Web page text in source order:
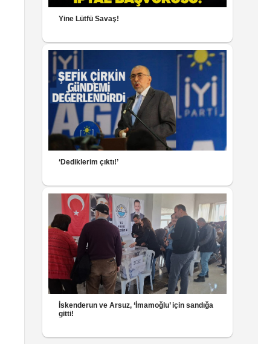
Yine Lütfü Savaş!
‘Dediklerim çıktı!’
İskenderun ve Arsuz, ‘İmamoğlu’ için sandığa
gitti!